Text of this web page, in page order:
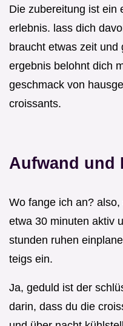
Die zubereitung ist ein
erlebnis. lass dich
braucht etwas zeit
ergebnis belohnt dich
geschmack von
croissants.
Aufwand und
Wo fange ich an?
etwa 30 minuten aktiv
stunden ruhen
teigs ein.
Ja, geduld ist der
darin, dass du die